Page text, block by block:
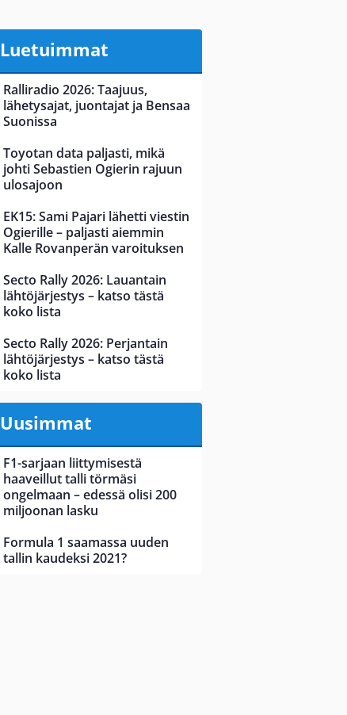
Luetuimmat
Ralliradio 2026: Taajuus,
lähetysajat, juontajat ja Bensaa
Suonissa
Toyotan data paljasti, mikä
johti Sebastien Ogierin rajuun
ulosajoon
EK15: Sami Pajari lähetti viestin
Ogierille – paljasti aiemmin
Kalle Rovanperän varoituksen
Secto Rally 2026: Lauantain
lähtöjärjestys – katso tästä
koko lista
Secto Rally 2026: Perjantain
lähtöjärjestys – katso tästä
koko lista
Uusimmat
F1-sarjaan liittymisestä
haaveillut talli törmäsi
ongelmaan – edessä olisi 200
miljoonan lasku
Formula 1 saamassa uuden
tallin kaudeksi 2021?